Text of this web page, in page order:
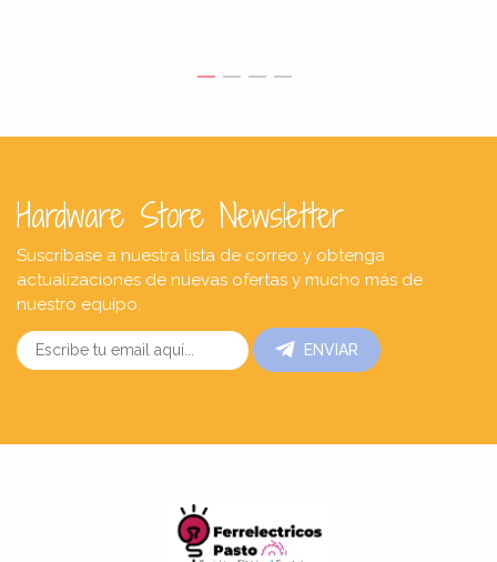
Hardware Store Newsletter
Suscríbase a nuestra lista de correo y obtenga
actualizaciones de nuevas ofertas y mucho más de
nuestro equipo.
ENVIAR